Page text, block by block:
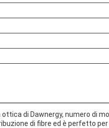
di Dawnergy, numero di
di fibre ed è perfetto per